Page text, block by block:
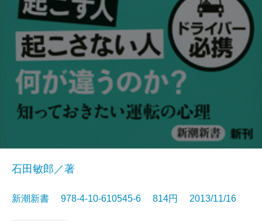
石田敏郎／著
新潮新書 978-4-10-610545-6 814円 2013/11/16